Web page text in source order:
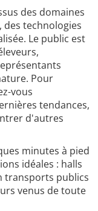
des domaines
des technologies
Le public est
Pour
vous
tendances,
d'autres
minutes à pied
idéales : halls
transports publics
venus de toute